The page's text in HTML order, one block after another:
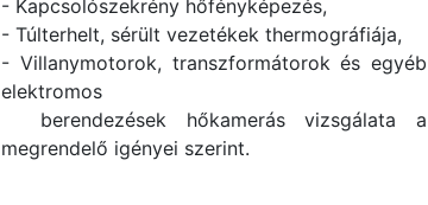
- Kapcsolószekrény hőfényképezés,
- Túlterhelt, sérült vezetékek thermográfiája,
- Villanymotorok, transzformátorok és egyéb
elektromos
berendezések hőkamerás vizsgálata a
megrendelő igényei szerint.